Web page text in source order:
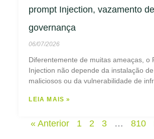
prompt Injection, vazamento
governança
06/07/2026
Diferentemente de muitas ameaças, o
Injection não depende da instalação
maliciosos ou da vulnerabilidade de
LEIA MAIS »
« Anterior 1 2 3 … 810